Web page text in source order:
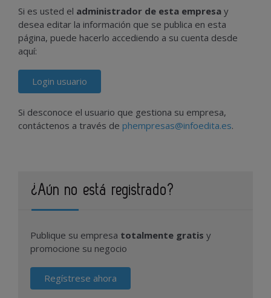
Si es usted el administrador de esta empresa y
desea editar la información que se publica en esta
página, puede hacerlo accediendo a su cuenta desde
aquí:
Login usuario
Si desconoce el usuario que gestiona su empresa,
contáctenos a través de phempresas@infoedita.es.
¿Aún no está registrado?
Publique su empresa totalmente gratis y
promocione su negocio
Regístrese ahora